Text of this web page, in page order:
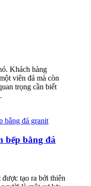
Khách hàng
viên đá mà còn
trọng cần biết
bếp bằng đá
tạo ra bởi thiên